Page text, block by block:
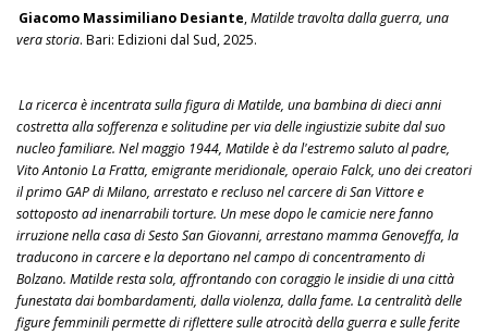
Giacomo Massimiliano Desiante,Matilde travolta dalla guerra, una
vera storia. Bari: Edizioni dal Sud, 2025.
La ricerca è incentrata sulla figura di Matilde, una bambina di dieci anni
costretta alla sofferenza e solitudine per via delle ingiustizie subite dal suo
nucleo familiare. Nel maggio 1944, Matilde è da l'estremo saluto al padre,
Vito Antonio La Fratta, emigrante meridionale, operaio Falck, uno dei creatori
il primo GAP di Milano, arrestato e recluso nel carcere di San Vittore e
sottoposto ad inenarrabili torture. Un mese dopo le camicie nere fanno
irruzione nella casa di Sesto San Giovanni, arrestano mamma Genoveffa, la
traducono in carcere e la deportano nel campo di concentramento di
Bolzano. Matilde resta sola, affrontando con coraggio le insidie di una città
funestata dai bombardamenti, dalla violenza, dalla fame. La centralità delle
figure femminili permette di riflettere sulle atrocità della guerra e sulle ferite